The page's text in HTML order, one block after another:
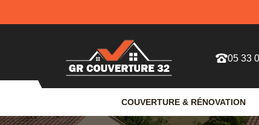
05 33
COUVERTURE & RÉNOVATION